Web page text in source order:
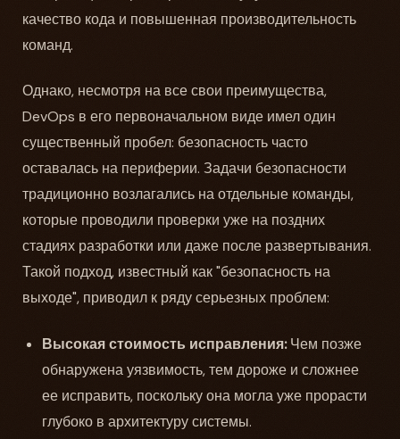
качество кода и повышенная производительность
команд.
Однако, несмотря на все свои преимущества,
DevOps в его первоначальном виде имел один
существенный пробел: безопасность часто
оставалась на периферии. Задачи безопасности
традиционно возлагались на отдельные команды,
которые проводили проверки уже на поздних
стадиях разработки или даже после развертывания.
Такой подход, известный как "безопасность на
выходе", приводил к ряду серьезных проблем:
Высокая стоимость исправления:Чем позже
обнаружена уязвимость, тем дороже и сложнее
ее исправить, поскольку она могла уже прорасти
глубоко в архитектуру системы.